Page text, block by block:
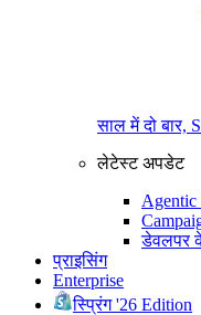
साल में दो बार,
लेटेस्ट अपडेट
Agentic
डेवलपर
प्राइसिंग
Enterprise
स्प्रिंग '26 Edition